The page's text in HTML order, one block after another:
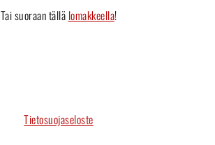
Tai suoraan tällä lomakkeella!
Tietosuojaseloste